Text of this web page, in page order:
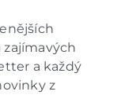
a každý
z